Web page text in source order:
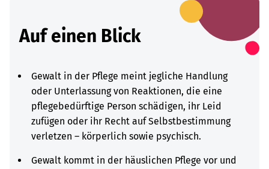
Auf einen Blick
Gewalt in der Pflege meint jegliche Handlung
oder Unterlassung von Reaktionen, die eine
pflegebedürftige Person schädigen, ihr Leid
zufügen oder ihr Recht auf Selbstbestimmung
verletzen – körperlich sowie psychisch.
Gewalt kommt in der häuslichen Pflege vor und